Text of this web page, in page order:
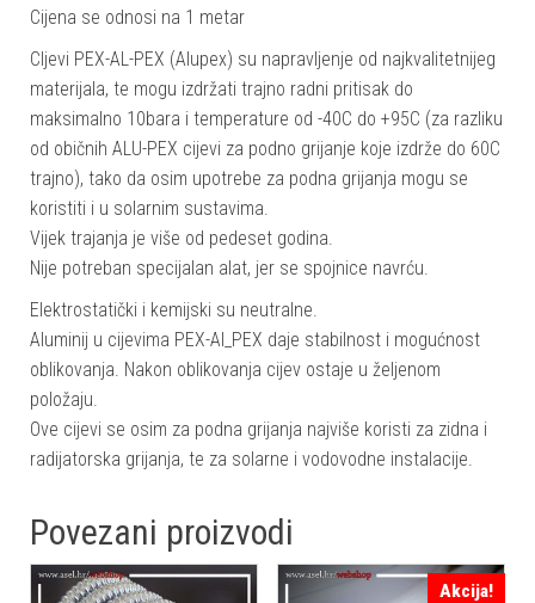
Cijena se odnosi na 1 metar
CIjevi PEX-AL-PEX (Alupex) su napravljenje od najkvalitetnijeg
materijala, te mogu izdržati trajno radni pritisak do
maksimalno 10bara i temperature od -40C do +95C (za razliku
od običnih ALU-PEX cijevi za podno grijanje koje izdrže do 60C
trajno), tako da osim upotrebe za podna grijanja mogu se
koristiti i u solarnim sustavima.
Vijek trajanja je više od pedeset godina.
Nije potreban specijalan alat, jer se spojnice navrću.
Elektrostatički i kemijski su neutralne.
Aluminij u cijevima PEX-Al_PEX daje stabilnost i mogućnost
oblikovanja. Nakon oblikovanja cijev ostaje u željenom
položaju.
Ove cijevi se osim za podna grijanja najviše koristi za zidna i
radijatorska grijanja, te za solarne i vodovodne instalacije.
Povezani proizvodi
Akcija!